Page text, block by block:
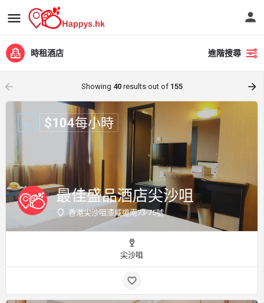
時租酒店 進階搜尋
arrow_backward Showing 40results out of 155 arrow_forward
最佳盛品酒店尖沙咀
香港尖沙咀漆咸道南73-75號
$104每小時
尖沙咀